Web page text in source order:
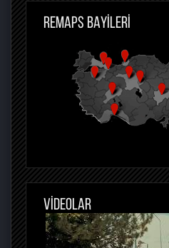
REMAPS BAYİLERİ
VİDEOLAR